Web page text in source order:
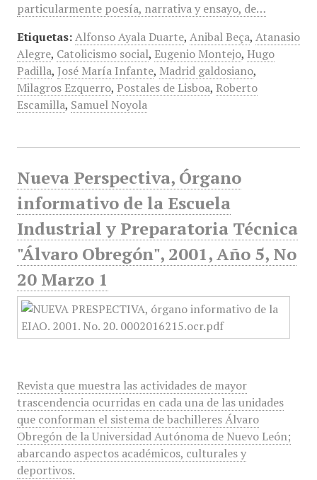
particularmente poesía, narrativa y ensayo, de…
Etiquetas: Alfonso Ayala Duarte, Anibal Beça, Atanasio
Alegre, Catolicismo social, Eugenio Montejo, Hugo
Padilla, José María Infante, Madrid galdosiano,
Milagros Ezquerro, Postales de Lisboa, Roberto
Escamilla, Samuel Noyola
Nueva Perspectiva, Órgano
informativo de la Escuela
Industrial y Preparatoria Técnica
"Álvaro Obregón", 2001, Año 5, No
20 Marzo 1
Revista que muestra las actividades de mayor
trascendencia ocurridas en cada una de las unidades
que conforman el sistema de bachilleres Álvaro
Obregón de la Universidad Autónoma de Nuevo León;
abarcando aspectos académicos, culturales y
deportivos.